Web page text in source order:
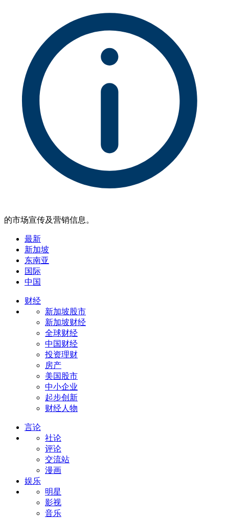
的市场宣传及营销信息。
最新
新加坡
东南亚
国际
中国
财经
新加坡股市
新加坡财经
全球财经
中国财经
投资理财
房产
美国股市
中小企业
起步创新
财经人物
言论
社论
评论
交流站
漫画
娱乐
明星
影视
音乐